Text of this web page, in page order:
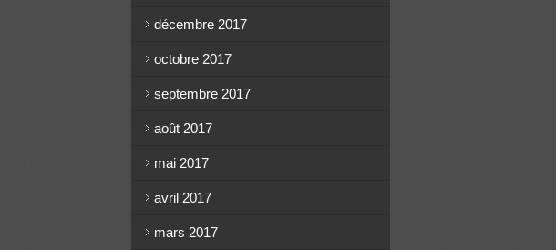
décembre 2017
octobre 2017
septembre 2017
août 2017
mai 2017
avril 2017
mars 2017